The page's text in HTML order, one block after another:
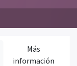
Más
información